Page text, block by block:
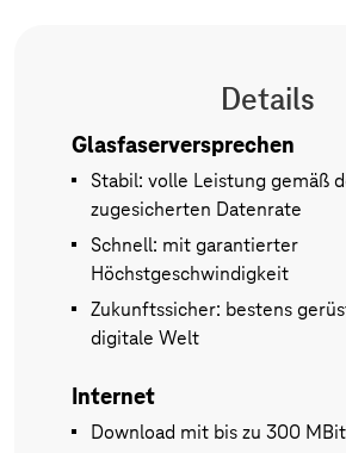
Details
Glasfaserversprechen
Stabil: volle Leistung gemäß
zugesicherten Datenrate
Schnell: mit garantierter
Höchstgeschwindigkeit
Zukunftssicher: bestens
digitale Welt
Internet
Download mit bis zu 300